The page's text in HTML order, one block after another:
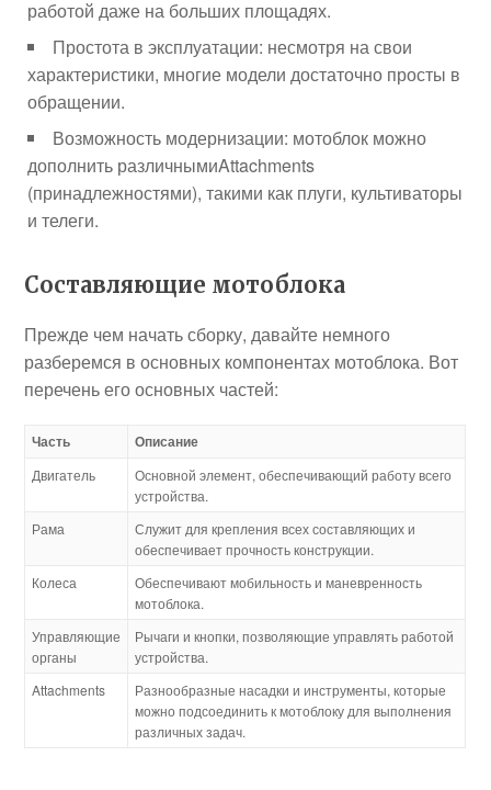
работой даже на больших площадях.
Простота в эксплуатации: несмотря на свои
характеристики, многие модели достаточно просты в
обращении.
Возможность модернизации: мотоблок можно
дополнить различнымиAttachments
(принадлежностями), такими как плуги, культиваторы
и телеги.
Составляющие мотоблока
Прежде чем начать сборку, давайте немного
разберемся в основных компонентах мотоблока. Вот
перечень его основных частей:
Часть Описание
Двигатель
Основной элемент, обеспечивающий работу всего
устройства.
Рама
Служит для крепления всех составляющих и
обеспечивает прочность конструкции.
Колеса
Обеспечивают мобильность и маневренность
мотоблока.
Управляющие
органы
Рычаги и кнопки, позволяющие управлять работой
устройства.
Attachments
Разнообразные насадки и инструменты, которые
можно подсоединить к мотоблоку для выполнения
различных задач.